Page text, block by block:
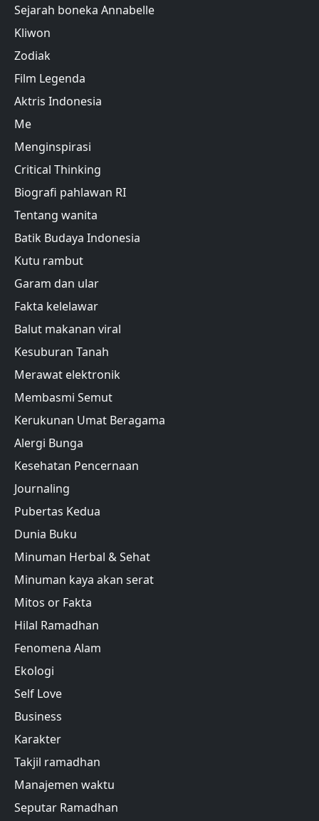
Sejarah boneka Annabelle
Kliwon
Zodiak
Film Legenda
Aktris Indonesia
Me
Menginspirasi
Critical Thinking
Biografi pahlawan RI
Tentang wanita
Batik Budaya Indonesia
Kutu rambut
Garam dan ular
Fakta kelelawar
Balut makanan viral
Kesuburan Tanah
Merawat elektronik
Membasmi Semut
Kerukunan Umat Beragama
Alergi Bunga
Kesehatan Pencernaan
Journaling
Pubertas Kedua
Dunia Buku
Minuman Herbal & Sehat
Minuman kaya akan serat
Mitos or Fakta
Hilal Ramadhan
Fenomena Alam
Ekologi
Self Love
Business
Karakter
Takjil ramadhan
Manajemen waktu
Seputar Ramadhan